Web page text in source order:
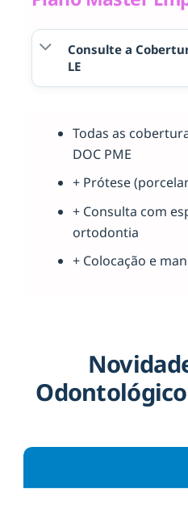
Consulte a
LE
Todas as
DOC PME
+ Prótese
+ Consulta com
ortodontia
+ Colocação e